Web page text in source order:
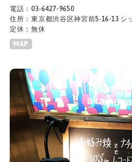
電話：03-6427-9650
住所：東京都渋谷区神宮前5-16-13 シ
定休：無休
MAP